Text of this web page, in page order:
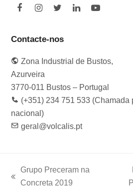
F
e
o
o
k
I
t
g
r
a
m
T
t
e
r
L
d
I
Y
b
e
Contacte-nos
Zona Industrial de Bustos,
Azurveira
3770-011 Bustos – Portugal
(+351) 234 751 533 (Chamada
nacional)
geral@volcalis.pt
previous
Grupo Preceram na
Concreta 2019